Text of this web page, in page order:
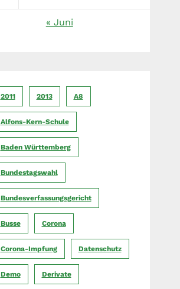
« Juni
2011 2013 A8
Alfons-Kern-Schule
Baden Württemberg
Bundestagswahl
Bundesverfassungsgericht
Busse Corona
Corona-Impfung Datenschutz
Demo Derivate